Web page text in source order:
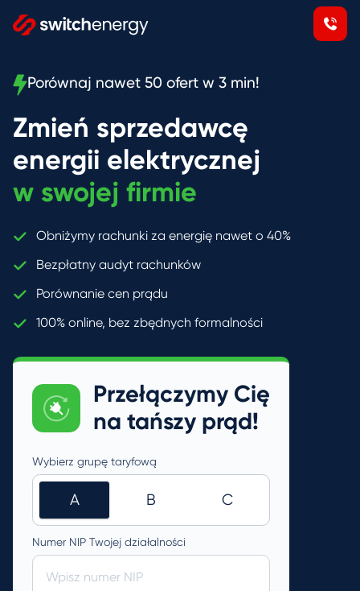
Porównaj nawet 50 ofert w 3 min!
Zmień sprzedawcę
energii elektrycznej
w swojej firmie
Obniżymy rachunki za energię nawet o 40%
Bezpłatny audyt rachunków
Porównanie cen prądu
100% online, bez zbędnych formalności
Przełączymy Cię
na tańszy prąd!
Wybierz grupę taryfową
A B C
Numer NIP Twojej działalności
Wpisz numer NIP